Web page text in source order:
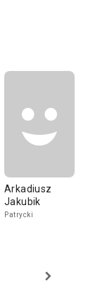
Arkadiusz
Jakubik
Patrycki